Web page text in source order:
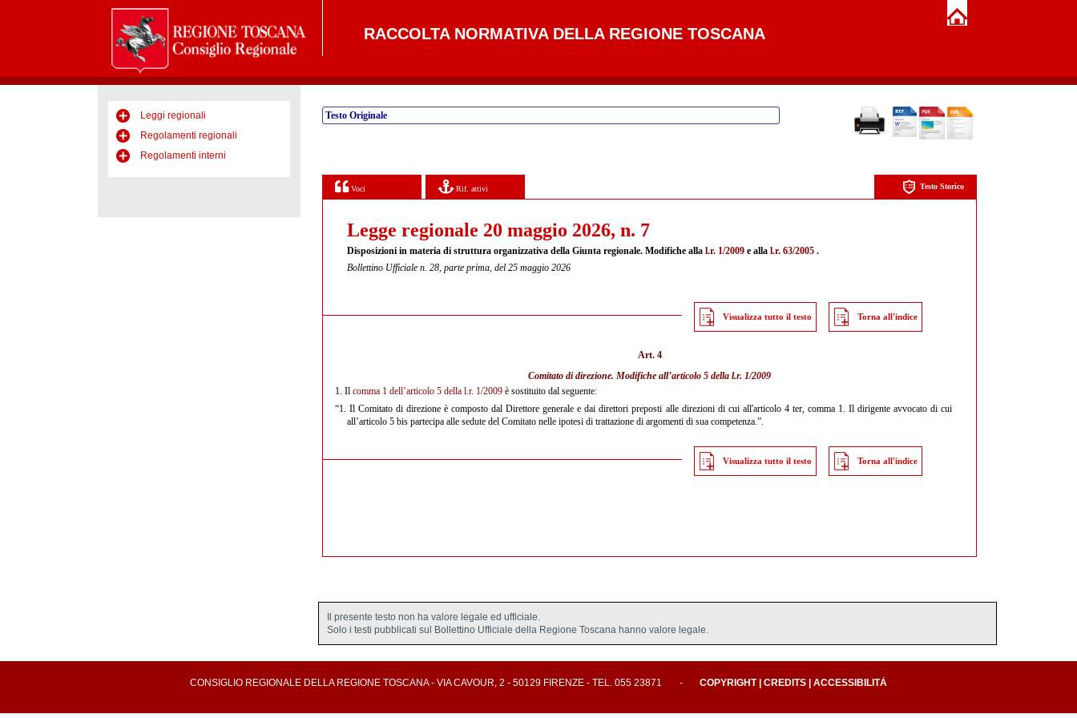
RACCOLTA NORMATIVA DELLA REGIONE TOSCANA
Leggi regionali
Regolamenti regionali
Regolamenti interni
Testo Originale
Voci Rif. attivi Testo Storico
Legge regionale 20 maggio 2026, n. 7
Disposizioni in materia di struttura organizzativa della Giunta regionale. Modifiche alla l.r. 1/2009 e alla l.r. 63/2005 .
Bollettino Ufficiale n. 28, parte prima, del 25 maggio 2026
Visualizza tutto il testo Torna all'indice
Art. 4
Comitato di direzione. Modifiche all’articolo 5 della l.r. 1/2009
1. Il comma 1 dell’articolo 5 della l.r. 1/2009 è sostituito dal seguente:
“1. Il Comitato di direzione è composto dal Direttore generale e dai direttori preposti alle direzioni di cui all'articolo 4 ter, comma 1. Il dirigente avvocato di cui
all’articolo 5 bis partecipa alle sedute del Comitato nelle ipotesi di trattazione di argomenti di sua competenza.”.
Visualizza tutto il testo Torna all'indice
Il presente testo non ha valore legale ed ufficiale.
Solo i testi pubblicati sul Bollettino Ufficiale della Regione Toscana hanno valore legale.
CONSIGLIO REGIONALE DELLA REGIONE TOSCANA - VIA CAVOUR, 2 - 50129 FIRENZE - TEL. 055 23871 - COPYRIGHT|CREDITS |ACCESSIBILITÀ